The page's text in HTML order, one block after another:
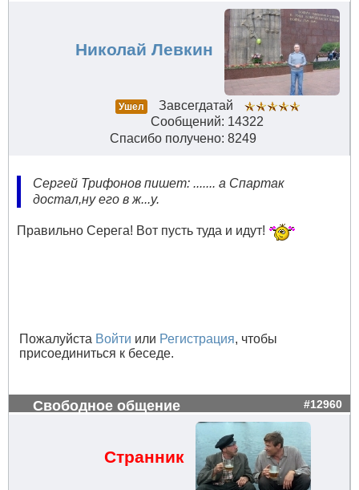
Николай Левкин
Ушел
Завсегдатай
Сообщений: 14322
Спасибо получено: 8249
Сергей Трифонов пишет: ....... а Спартак
достал,ну его в ж...у.
Правильно Серега! Вот пусть туда и идут!
Пожалуйста Войти или Регистрация, чтобы
присоединиться к беседе.
Свободное общение #12960
Странник